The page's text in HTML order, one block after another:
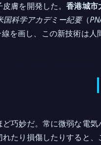
膚を開発した。香港城市
国科学アカデミー紀要（
を画し、この新技術は
巧妙だ。常に微弱な電
たり損傷したりすると